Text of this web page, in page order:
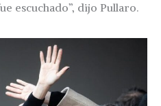
escuchado”, dijo Pullaro.